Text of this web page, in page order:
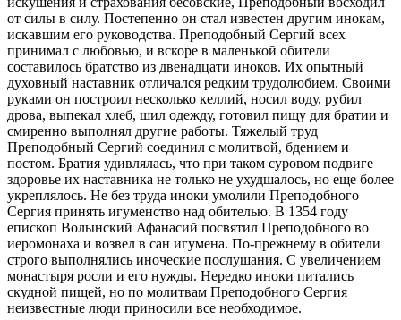
от силы в силу. Постепенно он стал известен другим инокам,
искавшим его руководства. Преподобный Сергий всех
принимал с любовью, и вскоре в маленькой обители
составилось братство из двенадцати иноков. Их опытный
духовный наставник отличался редким трудолюбием. Своими
руками он построил несколько келлий, носил воду, рубил
дрова, выпекал хлеб, шил одежду, готовил пищу для братии и
смиренно выполнял другие работы. Тяжелый труд
Преподобный Сергий соединил с молитвой, бдением и
постом. Братия удивлялась, что при таком суровом подвиге
здоровье их наставника не только не ухудшалось, но еще более
укреплялось. Не без труда иноки умолили Преподобного
Сергия принять игуменство над обителью. В 1354 году
епископ Волынский Афанасий посвятил Преподобного во
иеромонаха и возвел в сан игумена. По-прежнему в обители
строго выполнялись иноческие послушания. С увеличением
монастыря росли и его нужды. Нередко иноки питались
скудной пищей, но по молитвам Преподобного Сергия
неизвестные люди приносили все необходимое.